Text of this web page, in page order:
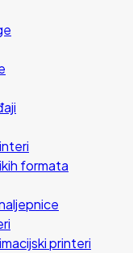
formata
printeri